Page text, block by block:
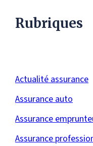
Rubriques
Actualité assurance
Assurance auto
Assurance
Assurance